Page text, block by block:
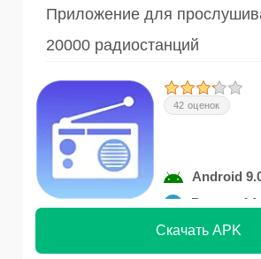
Приложение для
20000 радиостанций
42 оценок
Android
Версия
Скачать APK